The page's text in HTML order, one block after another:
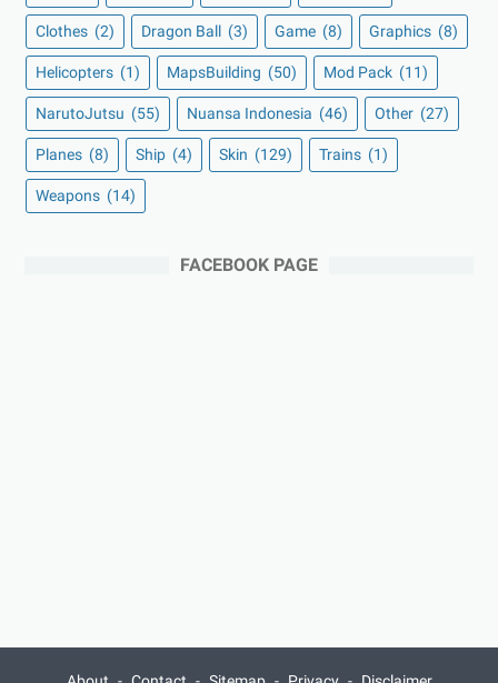
Clothes (2) Dragon Ball (3) Game (8) Graphics (8)
Helicopters (1) MapsBuilding (50) Mod Pack (11)
NarutoJutsu (55) Nuansa Indonesia (46) Other (27)
Planes (8) Ship (4) Skin (129) Trains (1)
Weapons (14)
FACEBOOK PAGE